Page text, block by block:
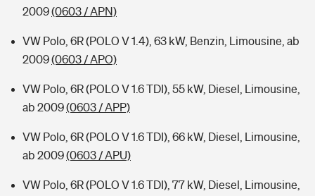
2009(0603 / APN)
VW Polo, 6R (POLO V 1.4), 63 kW, Benzin, Limousine, ab
2009(0603 / APO)
VW Polo, 6R (POLO V 1.6 TDI), 55 kW, Diesel, Limousine,
ab 2009(0603 / APP)
VW Polo, 6R (POLO V 1.6 TDI), 66 kW, Diesel, Limousine,
ab 2009(0603 / APU)
VW Polo, 6R (POLO V 1.6 TDI), 77 kW, Diesel, Limousine,